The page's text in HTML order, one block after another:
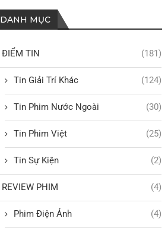
DANH MỤC
ĐIỂM TIN (181)
Tin Giải Trí Khác (124)
Tin Phim Nước Ngoài (30)
Tin Phim Việt (25)
Tin Sự Kiện (2)
REVIEW PHIM (4)
Phim Điện Ảnh (4)